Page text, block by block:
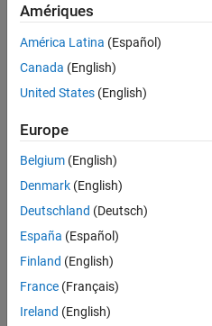
Enregistrer
sélectionnées
Les
descriptions
poste
n’ont
pas
été
Amériques
América Latina (Español)
Canada (English)
United States (English)
Europe
Belgium (English)
Denmark (English)
Deutschland (Deutsch)
España (Español)
Finland (English)
France (Français)
Ireland (English)